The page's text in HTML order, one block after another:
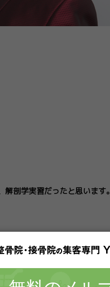
剖学実習だったと思います。
はできないかなぁ・・・。
。